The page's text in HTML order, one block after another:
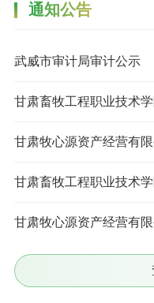
通知公告
武威市审计局审计公示
甘肃畜牧工程职业技术
作人员公告
甘肃牧心源资产经营有
服务区超市对外承包经
甘肃畜牧工程职业技术
公告
甘肃牧心源资产经营有
服务区超市对外承包经